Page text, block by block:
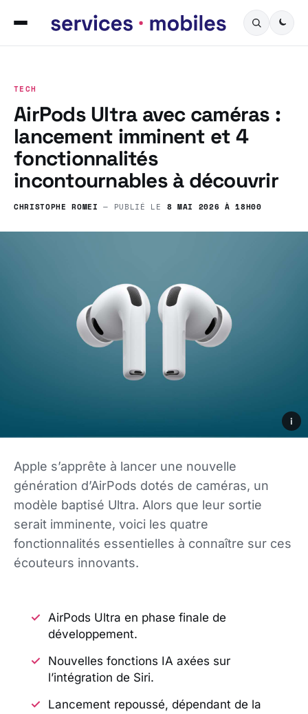
TECH
AirPods Ultra avec caméras :
lancement imminent et 4
fonctionnalités
incontournables à découvrir
CHRISTOPHE ROMEI — PUBLIÉ LE 8 MAI 2026 À 18H00
i
Apple s’apprête à lancer une nouvelle
génération d’AirPods dotés de caméras, un
modèle baptisé Ultra. Alors que leur sortie
serait imminente, voici les quatre
fonctionnalités essentielles à connaître sur ces
écouteurs innovants.
AirPods Ultra en phase finale de
développement.
Nouvelles fonctions IA axées sur
l’intégration de Siri.
Lancement repoussé, dépendant de la